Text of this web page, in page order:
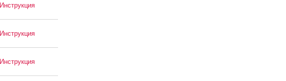
Инструкция
Инструкция
Инструкция